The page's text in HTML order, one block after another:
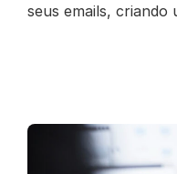
seus emails, criando